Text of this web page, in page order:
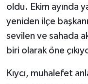
oldu. Ekim ayında
yeniden ilçe
sevilen ve sahada
biri olarak öne
Kıycı, muhalefet